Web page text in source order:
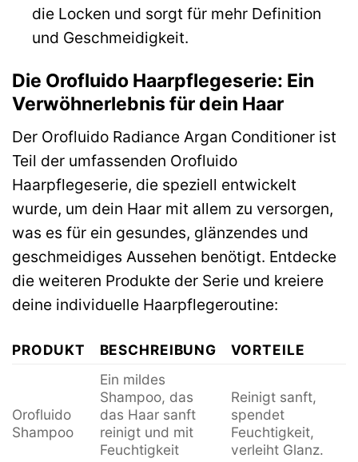
die Locken und sorgt für mehr Definition
und Geschmeidigkeit.
Die Orofluido Haarpflegeserie: Ein
Verwöhnerlebnis für dein Haar
Der Orofluido Radiance Argan Conditioner ist
Teil der umfassenden Orofluido
Haarpflegeserie, die speziell entwickelt
wurde, um dein Haar mit allem zu versorgen,
was es für ein gesundes, glänzendes und
geschmeidiges Aussehen benötigt. Entdecke
die weiteren Produkte der Serie und kreiere
deine individuelle Haarpflegeroutine:
PRODUKT BESCHREIBUNG VORTEILE
Orofluido
Shampoo
Ein mildes
Shampoo, das
das Haar sanft
reinigt und mit
Feuchtigkeit
Reinigt sanft,
spendet
Feuchtigkeit,
verleiht Glanz.